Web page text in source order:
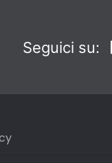
Seguici su: